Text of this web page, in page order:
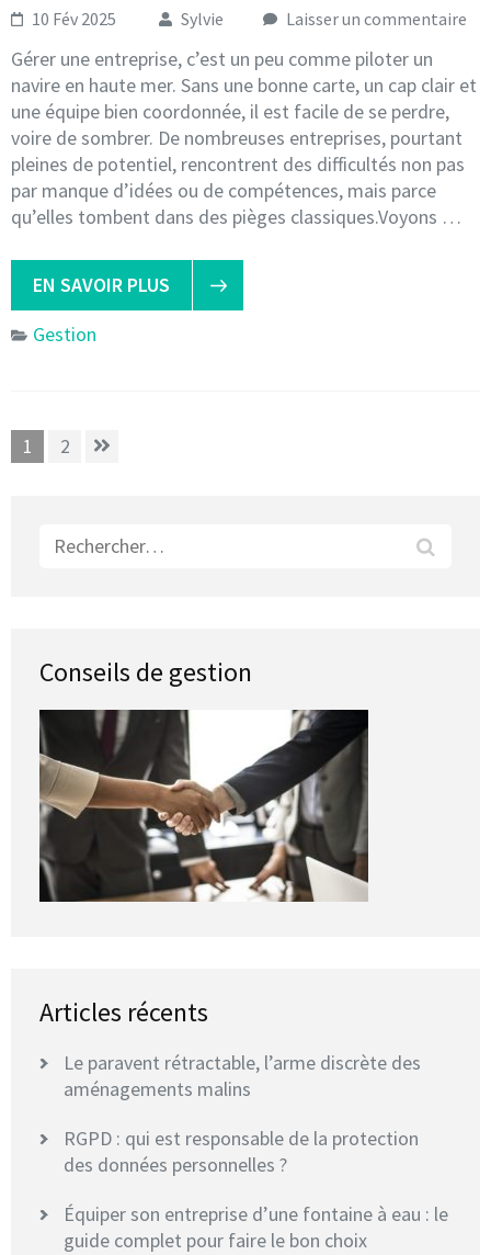
10 Fév 2025 Sylvie Laisser un commentaire
Gérer une entreprise, c’est un peu comme piloter un
navire en haute mer. Sans une bonne carte, un cap clair et
une équipe bien coordonnée, il est facile de se perdre,
voire de sombrer. De nombreuses entreprises, pourtant
pleines de potentiel, rencontrent des difficultés non pas
par manque d’idées ou de compétences, mais parce
qu’elles tombent dans des pièges classiques.Voyons …
EN SAVOIR PLUS
Gestion
Pagination
des
Page
1 Page
2
Rechercher :
Conseils de gestion
Articles récents
Le paravent rétractable, l’arme discrète des
aménagements malins
RGPD : qui est responsable de la protection
des données personnelles ?
Équiper son entreprise d’une fontaine à eau : le
guide complet pour faire le bon choix